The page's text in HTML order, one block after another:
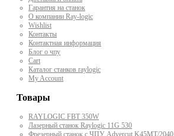
Гарантия на станок
О компании Ray-logic
Wishlist
Контакты
Контактная информация
Блог о чпу
Cart
Каталог станков raylogic
My Account
Товары
RAYLOGIC FBT 350W
Лазерный станок Raylogic 11G 530
Фрезерный станок с ЧПУ Advercut K45MT/2040